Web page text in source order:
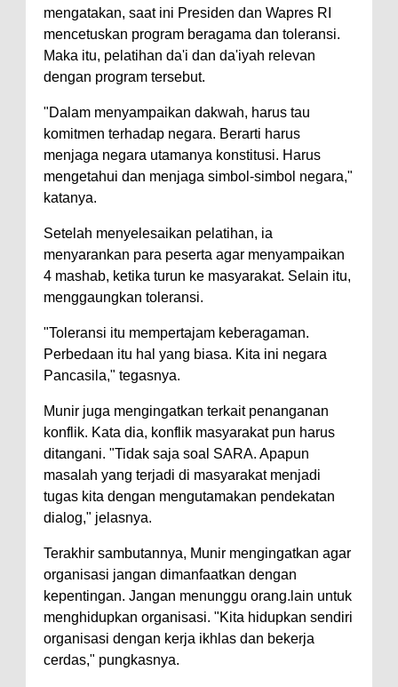
Umum Fraksi DPRD terhadap
Raperda Pertanggungjawaban
Pelaksanaan APBD Kota Bima
Bhayangkara Ke-80, Kapolres
Bima: Jadikan Tugas Sebagai
Ibadah, Kepercayaan Rakyat
Kapolres Bima Pimpin Kenaikan
Pangkat 42 Personel
Bakti Sosial Bhayangkara Ke-80,
Satsamapta Polres Bima Bantu
Warga Dena Hadapi Krisis Air
Bersih
Polsek Bolo Bongkar Peredaran
Sabu di Tambe, 2 Pria
Diamankan Bersama 23 Poket
Sabu Siap Edar
mengatakan, saat ini Presiden dan Wapres RI
mencetuskan program beragama dan toleransi.
Maka itu, pelatihan da'i dan da'iyah relevan
dengan program tersebut.
"Dalam menyampaikan dakwah, harus tau
komitmen terhadap negara. Berarti harus
menjaga negara utamanya konstitusi. Harus
mengetahui dan menjaga simbol-simbol negara,"
katanya.
Setelah menyelesaikan pelatihan, ia
menyarankan para peserta agar menyampaikan
4 mashab, ketika turun ke masyarakat. Selain itu,
menggaungkan toleransi.
"Toleransi itu mempertajam keberagaman.
Perbedaan itu hal yang biasa. Kita ini negara
Pancasila," tegasnya.
Munir juga mengingatkan terkait penanganan
konflik. Kata dia, konflik masyarakat pun harus
ditangani. "Tidak saja soal SARA. Apapun
masalah yang terjadi di masyarakat menjadi
tugas kita dengan mengutamakan pendekatan
dialog," jelasnya.
Terakhir sambutannya, Munir mengingatkan agar
organisasi jangan dimanfaatkan dengan
kepentingan. Jangan menunggu orang.lain untuk
menghidupkan organisasi. "Kita hidupkan sendiri
organisasi dengan kerja ikhlas dan bekerja
cerdas," pungkasnya.